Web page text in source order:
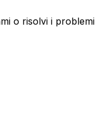
o risolvi i problemi